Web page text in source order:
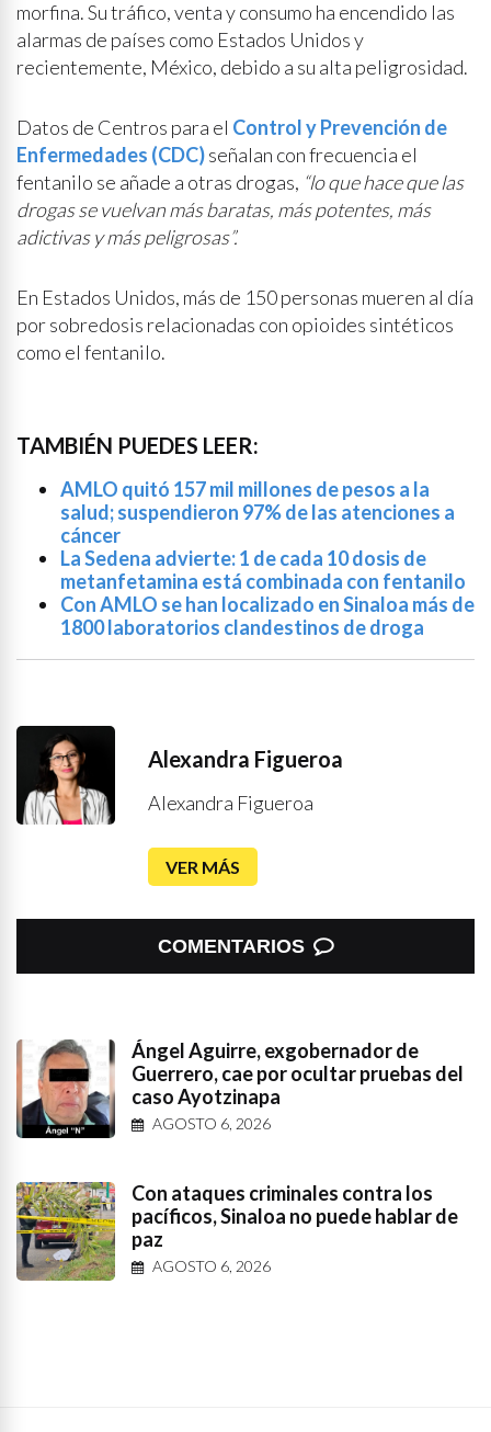
morfina. Su tráfico, venta y consumo ha encendido las
alarmas de países como Estados Unidos y
recientemente, México, debido a su alta peligrosidad.
Datos de Centros para el Control y Prevención de
Enfermedades (CDC)señalan con frecuencia el
fentanilo se añade a otras drogas, “lo que hace que las
drogas se vuelvan más baratas, más potentes, más
adictivas y más peligrosas”.
En Estados Unidos, más de 150 personas mueren al día
por sobredosis relacionadas con opioides sintéticos
como el fentanilo.
TAMBIÉN PUEDES LEER:
AMLO quitó 157 mil millones de pesos a la
salud; suspendieron 97% de las atenciones a
cáncer
La Sedena advierte: 1 de cada 10 dosis de
metanfetamina está combinada con fentanilo
Con AMLO se han localizado en Sinaloa más de
1800 laboratorios clandestinos de droga
Alexandra Figueroa
Alexandra Figueroa
VER MÁS
COMENTARIOS
Ángel Aguirre, exgobernador de
Guerrero, cae por ocultar pruebas del
caso Ayotzinapa
AGOSTO 6, 2026
Con ataques criminales contra los
pacíficos, Sinaloa no puede hablar de
paz
AGOSTO 6, 2026